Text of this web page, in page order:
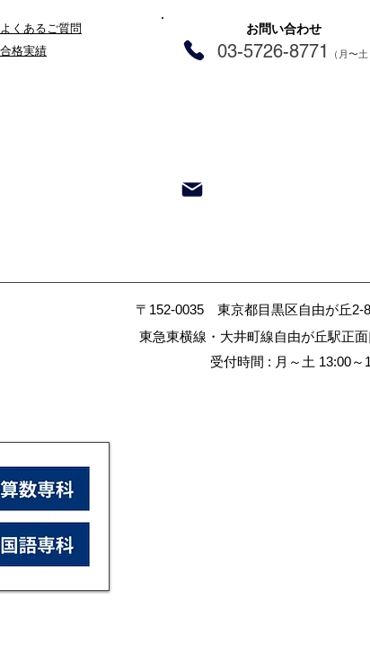
よくあるご質問
合格実績
03-5726-8771 （月〜
お問い合わせ
〒152-0035 東京都目黒区自由が丘2-
東急東横線・大井町線自由が丘駅正
受付時間 : 月～土 13:00～